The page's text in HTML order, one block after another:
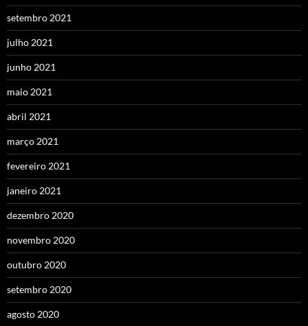
setembro 2021
julho 2021
junho 2021
maio 2021
abril 2021
março 2021
fevereiro 2021
janeiro 2021
dezembro 2020
novembro 2020
outubro 2020
setembro 2020
agosto 2020